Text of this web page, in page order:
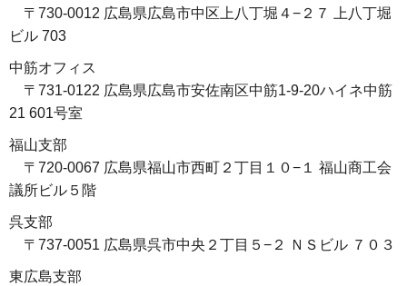
〒730-0012 広島県広島市中区上八丁堀４−２７ 上八丁堀
ビル 703
中筋オフィス
〒731-0122 広島県広島市安佐南区中筋1-9-20ハイネ中筋
21 601号室
福山支部
〒720-0067 広島県福山市西町２丁目１０−１ 福山商工会
議所ビル５階
呉支部
〒737-0051 広島県呉市中央２丁目５−２ ＮＳビル ７０３
東広島支部